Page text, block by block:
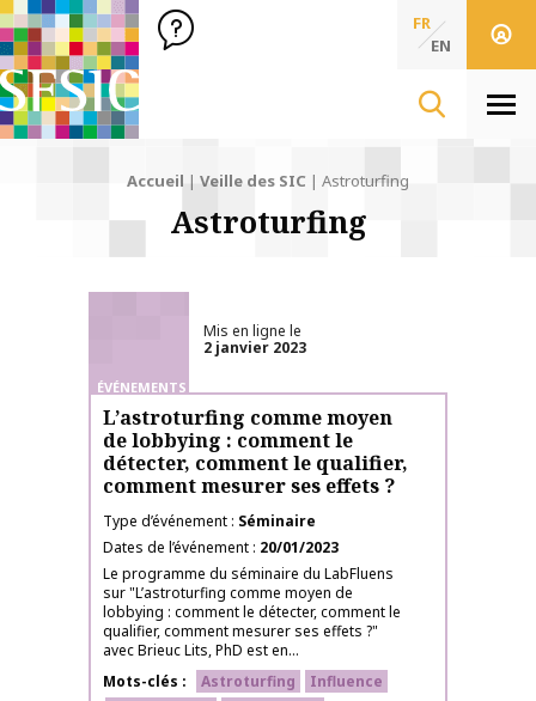
SFSIC Société Française des Sciences de l'Information & de
Société Française des Sciences
de l'Information
FR
EN
Accueil | Veille des SIC | Astroturfing
Astroturfing
ÉVÉNEMENTS
Mis en ligne le
2 janvier 2023
L’astroturfing comme moyen
de lobbying : comment le
détecter, comment le qualifier,
comment mesurer ses effets ?
Type d’événement Séminaire
Dates de l’événement 20/01/2023
Le programme du séminaire du LabFluens
sur "L’astroturfing comme moyen de
lobbying : comment le détecter, comment le
qualifier, comment mesurer ses effets ?"
avec Brieuc Lits, PhD est en...
Mots-clés
Astroturfing
Influence